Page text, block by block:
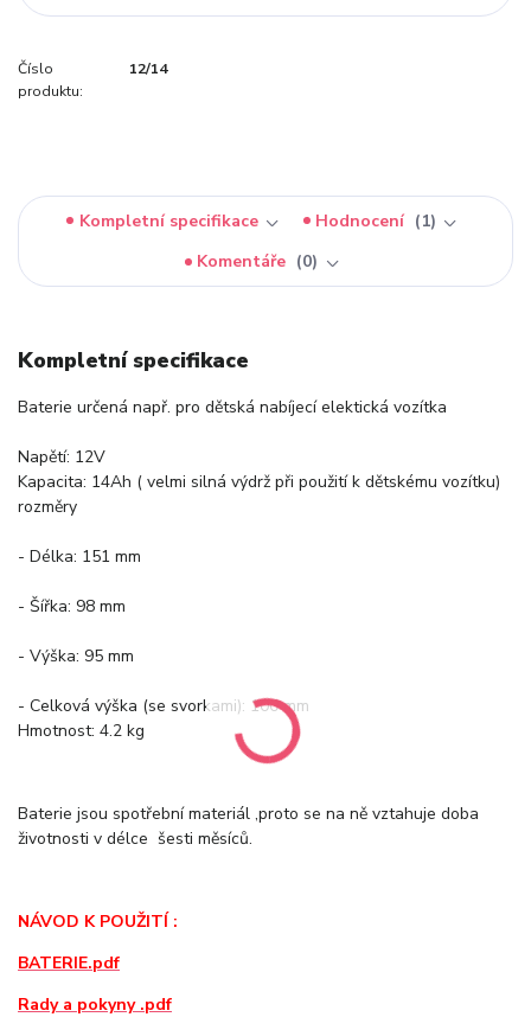
Číslo
produktu:
12/14
Kompletní specifikace Hodnocení
1
Komentáře
0
Kompletní specifikace
Baterie určená např. pro dětská nabíjecí elektická vozítka
Napětí: 12V
Kapacita: 14Ah ( velmi silná výdrž při použití k dětskému vozítku)
rozměry
- Délka: 151 mm
- Šířka: 98 mm
- Výška: 95 mm
- Celková výška (se svorkami): 100 mm
Hmotnost: 4.2 kg
Baterie jsou spotřební materiál ,proto se na ně vztahuje doba
životnosti v délce šesti měsíců.
NÁVOD K POUŽITÍ :
BATERIE.pdf
Rady a pokyny .pdf